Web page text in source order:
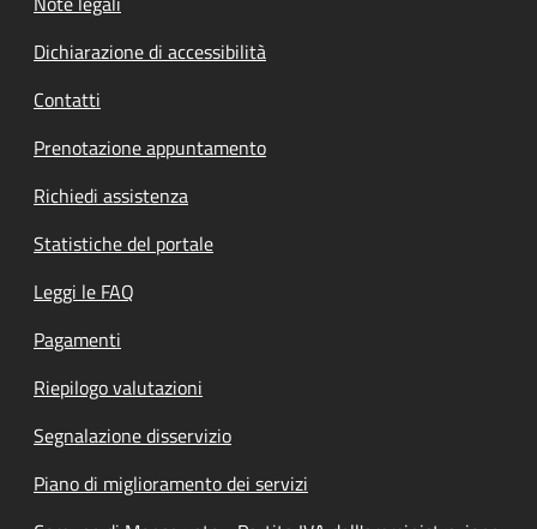
Dichiarazione di accessibilità
Contatti
Prenotazione appuntamento
Richiedi assistenza
Statistiche del portale
Leggi le FAQ
Pagamenti
Riepilogo valutazioni
Segnalazione disservizio
Piano di miglioramento dei servizi